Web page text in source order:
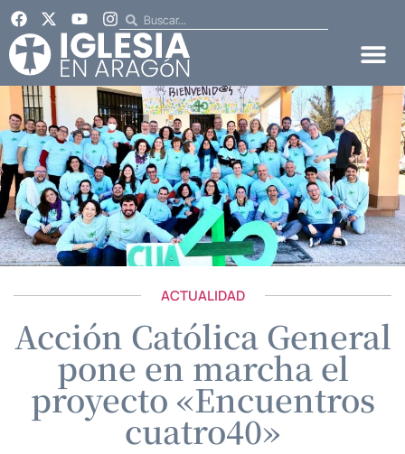
ACTUALIDAD
Acción Católica General
pone en marcha el
proyecto «Encuentros
cuatro40»